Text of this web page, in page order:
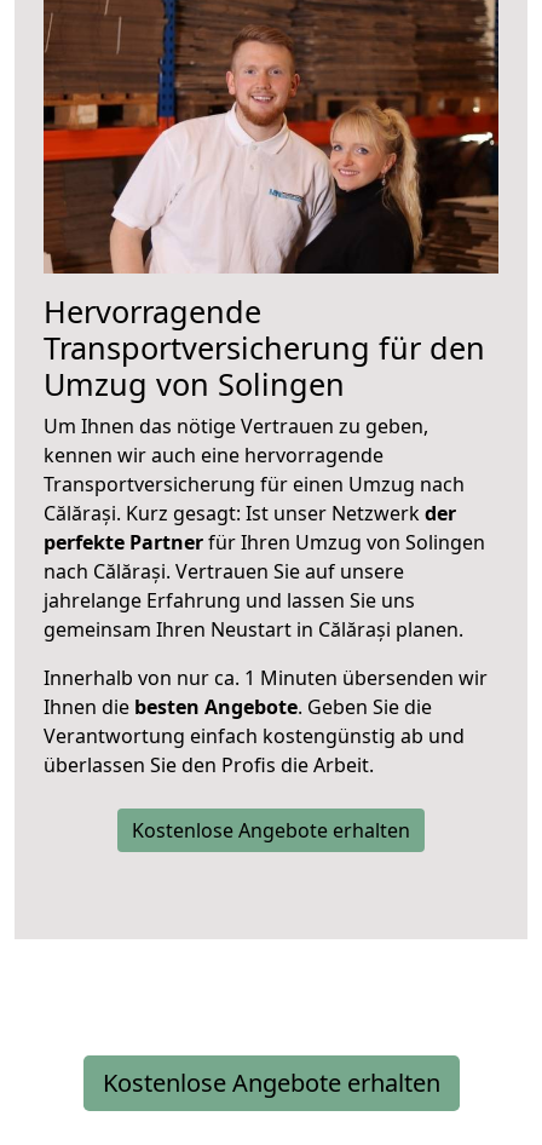
Hervorragende
Transportversicherung für den
Umzug von Solingen
Um Ihnen das nötige Vertrauen zu geben,
kennen wir auch eine hervorragende
Transportversicherung für einen Umzug nach
Călărași. Kurz gesagt: Ist unser Netzwerkder
perfekte Partnerfür Ihren Umzug von Solingen
nach Călărași. Vertrauen Sie auf unsere
jahrelange Erfahrung und lassen Sie uns
gemeinsam Ihren Neustart in Călărași planen.
Innerhalb von nur ca. 1 Minuten übersenden wir
Ihnen die besten Angebote. Geben Sie die
Verantwortung einfach kostengünstig ab und
überlassen Sie den Profis die Arbeit.
Kostenlose Angebote erhalten
Kostenlose Angebote erhalten